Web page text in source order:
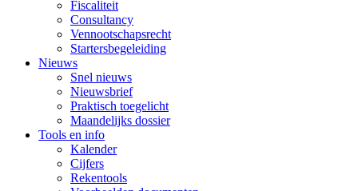
Fiscaliteit
Consultancy
Vennootschapsrecht
Startersbegeleiding
Nieuws
Snel nieuws
Nieuwsbrief
Praktisch toegelicht
Maandelijks dossier
Tools en info
Kalender
Cijfers
Rekentools